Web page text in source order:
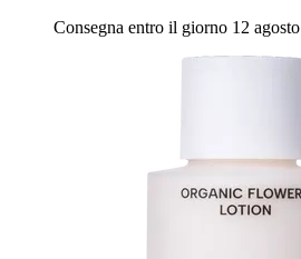
Consegna entro il giorno 12 agosto